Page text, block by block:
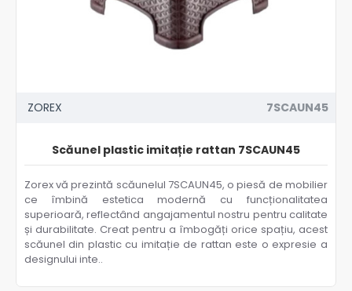
ZOREX 7SCAUN45
Scăunel plastic imitație rattan 7SCAUN45
Zorex vă prezintă scăunelul 7SCAUN45, o piesă de mobilier
ce îmbină estetica modernă cu funcționalitatea
superioară, reflectând angajamentul nostru pentru calitate
și durabilitate. Creat pentru a îmbogăți orice spațiu, acest
scăunel din plastic cu imitație de rattan este o expresie a
designului inte..